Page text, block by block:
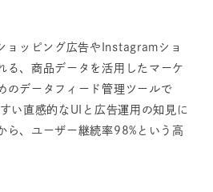
ッピング広告やInstagramショ
る、商品データを活用したマーケ
のデータフィード管理ツールで
い直感的なUIと広告運用の知見に
ら、ユーザー継続率98%という高